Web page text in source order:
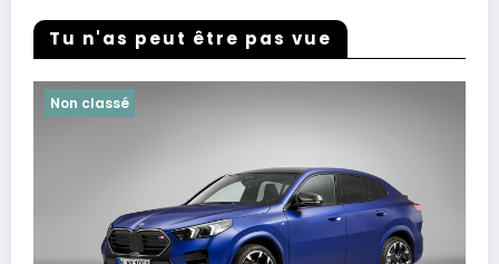
Tu n'as peut être pas vue
Non classé